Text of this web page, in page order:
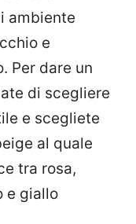
ambiente
e
Per dare un
di scegliere
e scegliete
al quale
tra rosa,
e giallo